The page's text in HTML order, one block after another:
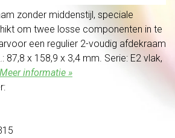
zonder middenstijl, speciale
om twee losse componenten in te
een regulier 2-voudig afdekraam
87,8 x 158,9 x 3,4 mm. Serie: E2 vlak,
Meer informatie »